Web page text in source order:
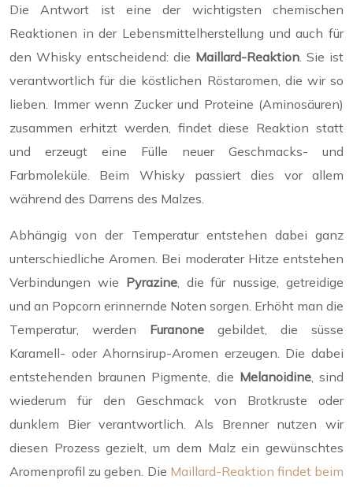
Die Antwort ist eine der wichtigsten chemischen
Reaktionen in der Lebensmittelherstellung und auch für
den Whisky entscheidend: die Maillard-Reaktion. Sie ist
verantwortlich für die köstlichen Röstaromen, die wir so
lieben. Immer wenn Zucker und Proteine (Aminosäuren)
zusammen erhitzt werden, findet diese Reaktion statt
und erzeugt eine Fülle neuer Geschmacks- und
Farbmoleküle. Beim Whisky passiert dies vor allem
während des Darrens des Malzes.
Abhängig von der Temperatur entstehen dabei ganz
unterschiedliche Aromen. Bei moderater Hitze entstehen
Verbindungen wie Pyrazine, die für nussige, getreidige
und an Popcorn erinnernde Noten sorgen. Erhöht man die
Temperatur, werden Furanone gebildet, die süsse
Karamell- oder Ahornsirup-Aromen erzeugen. Die dabei
entstehenden braunen Pigmente, die Melanoidine, sind
wiederum für den Geschmack von Brotkruste oder
dunklem Bier verantwortlich. Als Brenner nutzen wir
diesen Prozess gezielt, um dem Malz ein gewünschtes
Aromenprofil zu geben. Die Maillard-Reaktion findet beim